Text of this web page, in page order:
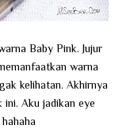
Baby Pink. Jujur
warna
kelihatan. Akhirnya
ini. Aku jadikan eye